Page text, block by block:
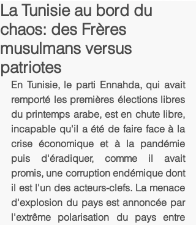
La Tunisie au bord du
chaos: des Frères
musulmans versus
patriotes
En Tunisie, le parti Ennahda, qui avait
remporté les premières élections libres
du printemps arabe, est en chute libre,
incapable qu'il a été de faire face à la
crise économique et à la pandémie
puis d'éradiquer, comme il avait
promis, une corruption endémique dont
il est l'un des acteurs-clefs. La menace
d'explosion du pays est annoncée par
l'extrême polarisation du pays entre